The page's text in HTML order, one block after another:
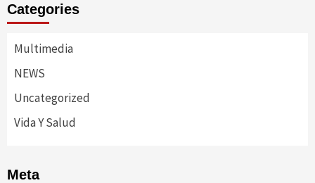
Categories
Multimedia
NEWS
Uncategorized
Vida Y Salud
Meta